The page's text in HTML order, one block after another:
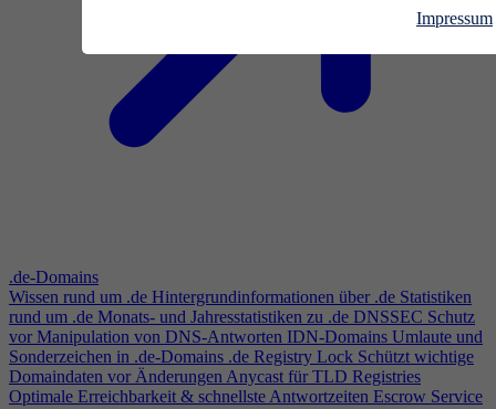
Impressum
.de-Domains
Wissen rund um .de Hintergrundinformationen über .de Statistiken
rund um .de Monats- und Jahresstatistiken zu .de DNSSEC Schutz
vor Manipulation von DNS-Antworten IDN-Domains Umlaute und
Sonderzeichen in .de-Domains .de Registry Lock Schützt wichtige
Domaindaten vor ÄnderungenAnycast für TLD Registries
Optimale Erreichbarkeit & schnellste Antwortzeiten Escrow Service